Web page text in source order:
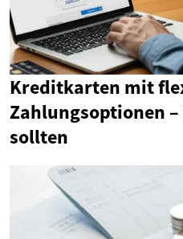
Kreditkarten mit
Zahlungsoptionen –
sollten